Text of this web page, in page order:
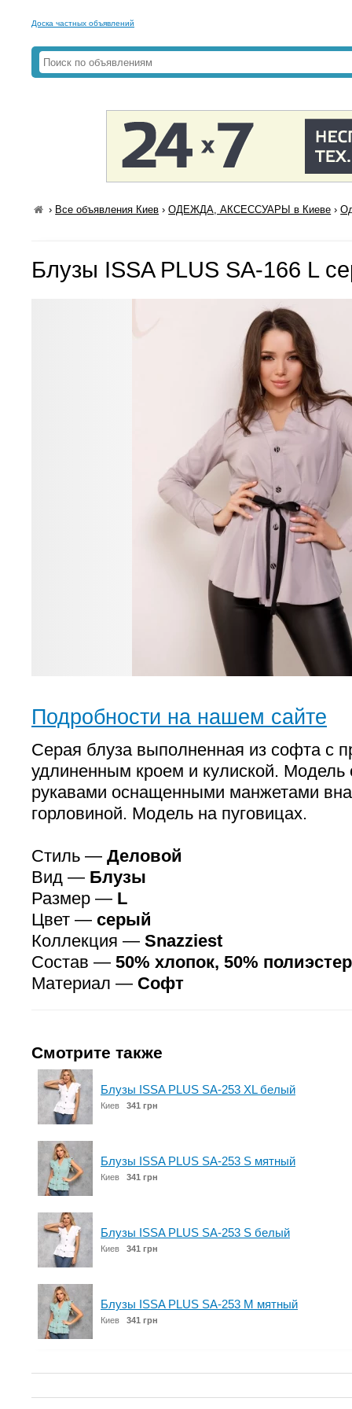
Доска частных объявлений
› Все объявления Киев ›ОДЕЖДА, АКСЕССУАРЫ в Киеве ›
Блузы ISSA PLUS SA-166 L
Подробности на нашем сайте
Серая блуза выполненная из софта с
удлиненным кроем и кулиской.
рукавами оснащенными манжетами
горловиной. Модель на пуговицах.
Стиль — Деловой
Вид — Блузы
Размер — L
Цвет — серый
Коллекция — Snazziest
Состав — 50% хлопок, 50% полиэстер
Материал — Софт
Смотрите также
Блузы ISSA PLUS SA-253 XL белый
Киев 341 грн
Блузы ISSA PLUS SA-253 S мятный
Киев 341 грн
Блузы ISSA PLUS SA-253 S белый
Киев 341 грн
Блузы ISSA PLUS SA-253 M мятный
Киев 341 грн